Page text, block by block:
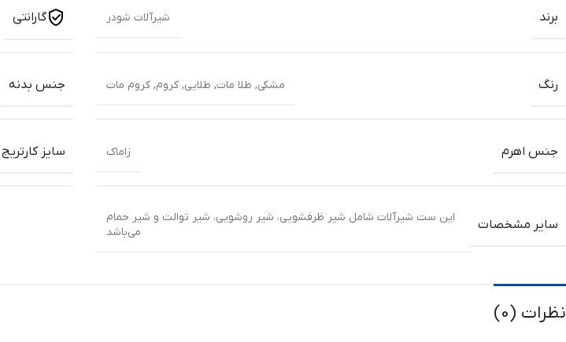
برند شیرآلات شودر گارانتی
رنگ مشکی, طلا مات, طلایی, کروم, کروم مات جنس بدنه
جنس اهرم زاماک سایز کارتریج
سایر مشخصات
این ست شیرآلات شامل شیر ظرفشویی، شیر روشویی، شیر توالت و شیر حمام
می‌باشد
نظرات (0)